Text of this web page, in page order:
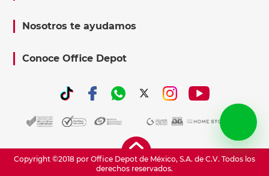
Nosotros te ayudamos
Conoce Office Depot
Copyright ©2018 por Office Depot de México, S.A. de C.V. Todos los
derechos reservados.